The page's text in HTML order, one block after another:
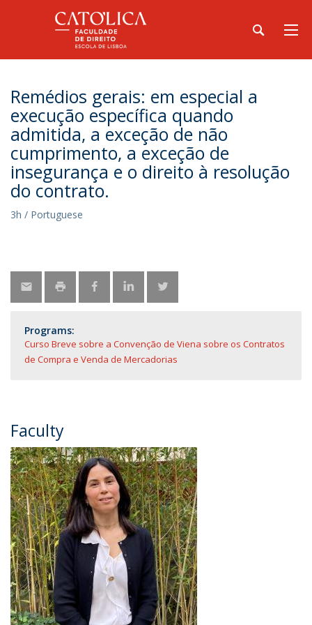
Remédios gerais: em especial a
execução específica quando
admitida, a exceção de não
cumprimento, a exceção de
insegurança e o direito à resolução
do contrato.
3h / Portuguese
Programs:
Curso Breve sobre a Convenção de Viena sobre os Contratos
de Compra e Venda de Mercadorias
Faculty